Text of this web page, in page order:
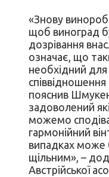
«Знову
щоб виноград
дозрівання
означає, що
необхідний
пояснив
задоволений
можемо
гармонійний
випадках може
щільним», –
Австрійської